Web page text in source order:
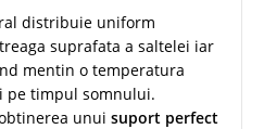
distribuie uniform
suprafata a saltelei iar
mentin o temperatura
pe timpul somnului.
unui suport perfect